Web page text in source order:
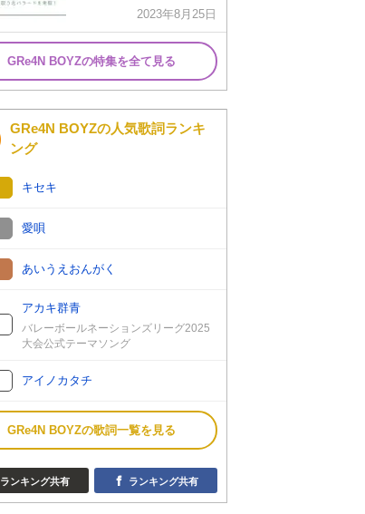
2023年8月25日
GRe4N BOYZの特集を全て見る
GRe4N BOYZの人気歌詞ランキ
ング
キセキ
愛唄
あいうえおんがく
アカキ群青
バレーボールネーションズリーグ2025
大会公式テーマソング
アイノカタチ
GRe4N BOYZの歌詞一覧を見る
ランキング共有 ランキング共有